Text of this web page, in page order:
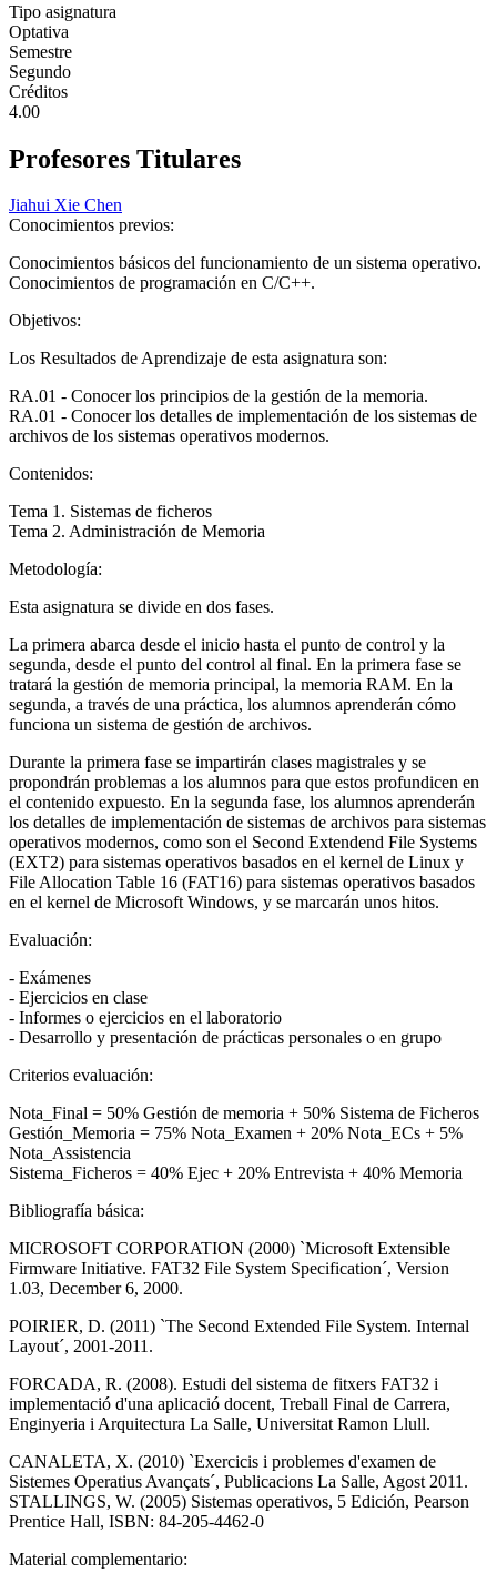
Tipo asignatura
Optativa
Semestre
Segundo
Créditos
4.00
Profesores Titulares
Jiahui Xie Chen
Conocimientos previos:
Conocimientos básicos del funcionamiento de un sistema operativo.
Conocimientos de programación en C/C++.
Objetivos:
Los Resultados de Aprendizaje de esta asignatura son:
RA.01 - Conocer los principios de la gestión de la memoria.
RA.01 - Conocer los detalles de implementación de los sistemas de
archivos de los sistemas operativos modernos.
Contenidos:
Tema 1. Sistemas de ficheros
Tema 2. Administración de Memoria
Metodología:
Esta asignatura se divide en dos fases.
La primera abarca desde el inicio hasta el punto de control y la
segunda, desde el punto del control al final. En la primera fase se
tratará la gestión de memoria principal, la memoria RAM. En la
segunda, a través de una práctica, los alumnos aprenderán cómo
funciona un sistema de gestión de archivos.
Durante la primera fase se impartirán clases magistrales y se
propondrán problemas a los alumnos para que estos profundicen en
el contenido expuesto. En la segunda fase, los alumnos aprenderán
los detalles de implementación de sistemas de archivos para sistemas
operativos modernos, como son el Second Extendend File Systems
(EXT2) para sistemas operativos basados en el kernel de Linux y
File Allocation Table 16 (FAT16) para sistemas operativos basados
en el kernel de Microsoft Windows, y se marcarán unos hitos.
Evaluación:
- Exámenes
- Ejercicios en clase
- Informes o ejercicios en el laboratorio
- Desarrollo y presentación de prácticas personales o en grupo
Criterios evaluación:
Nota_Final = 50% Gestión de memoria + 50% Sistema de Ficheros
Gestión_Memoria = 75% Nota_Examen + 20% Nota_ECs + 5%
Nota_Assistencia
Sistema_Ficheros = 40% Ejec + 20% Entrevista + 40% Memoria
Bibliografía básica:
MICROSOFT CORPORATION (2000) `Microsoft Extensible
Firmware Initiative. FAT32 File System Specification´, Version
1.03, December 6, 2000.
POIRIER, D. (2011) `The Second Extended File System. Internal
Layout´, 2001-2011.
FORCADA, R. (2008). Estudi del sistema de fitxers FAT32 i
implementació d'una aplicació docent, Treball Final de Carrera,
Enginyeria i Arquitectura La Salle, Universitat Ramon Llull.
CANALETA, X. (2010) `Exercicis i problemes d'examen de
Sistemes Operatius Avançats´, Publicacions La Salle, Agost 2011.
STALLINGS, W. (2005) Sistemas operativos, 5 Edición, Pearson
Prentice Hall, ISBN: 84-205-4462-0
Material complementario: